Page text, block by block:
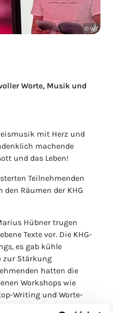
© WT
Worte, Musik und
mit Herz und
machende
und das Leben!
Teilnehmenden
Räumen der KHG
Hübner trugen
Texte vor. Die KHG-
es gab kühle
zur Stärkung
hatten die
Workshops wie
Writing und Worte-